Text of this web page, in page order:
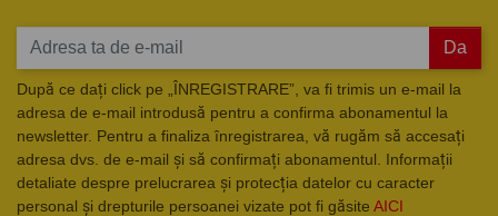
Da
După ce dați click pe „ÎNREGISTRARE”, va fi trimis un e-mail la
adresa de e-mail introdusă pentru a confirma abonamentul la
newsletter. Pentru a finaliza înregistrarea, vă rugăm să accesați
adresa dvs. de e-mail și să confirmați abonamentul. Informații
detaliate despre prelucrarea și protecția datelor cu caracter
personal și drepturile persoanei vizate pot fi găsite AICI